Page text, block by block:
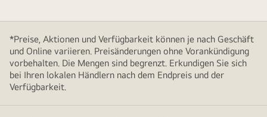
*Preise, Aktionen und Verfügbarkeit können je nach Geschäft
und Online variieren. Preisänderungen ohne Vorankündigung
vorbehalten. Die Mengen sind begrenzt. Erkundigen Sie sich
bei Ihren lokalen Händlern nach dem Endpreis und der
Verfügbarkeit.